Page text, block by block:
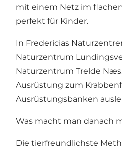
mit einem Netz im
perfekt für Kinder.
In Fredericias
Naturzentrum
Naturzentrum Trelde Næs
Ausrüstung zum
Ausrüstungsbanken
Was macht man danach
Die tierfreundlichste